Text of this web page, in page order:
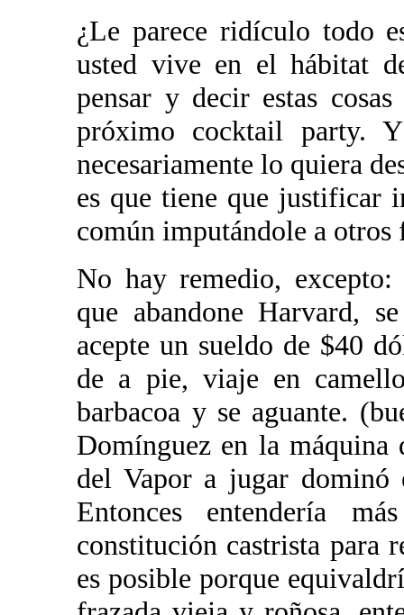
¿Le parece ridículo todo
usted vive en el hábitat
pensar y decir estas
próximo cocktail party.
necesariamente lo quiera
es que tiene que justificar
común imputándole a
No hay remedio,
que abandone Harvard,
acepte un sueldo de $40
de a pie, viaje en
barbacoa y se aguante.
Domínguez en la
del Vapor a jugar dominó
Entonces entendería
constitución castrista para
es posible porque